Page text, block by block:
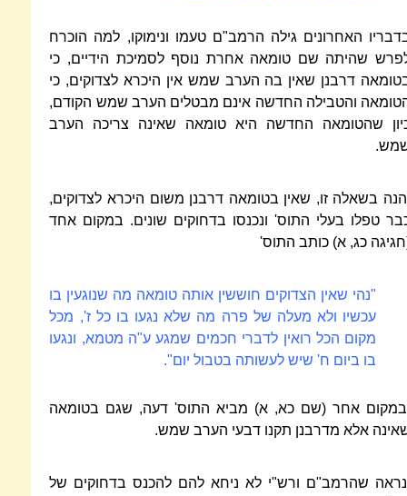
האחרונים גילה הרמב"ם טעמו ונימוקו, למה הוכרח
שהיתה שם טומאה אחרת נוסף לסמיכת הידיים, כי
דרבנן שאין בה הערב שמש אין היכרא לצדוקים, כי
והטבילה החדשה אינם מבטלים הערב שמש הקודם,
שהטומאה החדשה היא טומאה שאינה צריכה הערב
בשאלה זו, שאין בטומאה דרבנן משום היכרא לצדוקים,
טפלו בעלי התוס' ונכנסו בדחוקים שונים. במקום אחד
כג, א) כותב התוס'
"נהי שאין הצדוקים חוששין אותה טומאה מה שנוגעין בו
עכשיו ולא מעלה של פרה מה שלא נגעו בו כל ז', מכל
מקום הכל רואין לדברי חכמים שמגע ע"ה מטמא, ונגעו
בו ביום ח' שיש לעשותה בטבול יום".
אחר (שם כא, א) מביא התוס' דעה, שגם בטומאה
אלא מדרבנן תקנו דבעי הערב שמש.
שהרמב"ם ורש"י לא ניחא להם להכנס בדחוקים של